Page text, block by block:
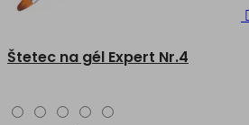
Štetec na gél Expert Nr.4